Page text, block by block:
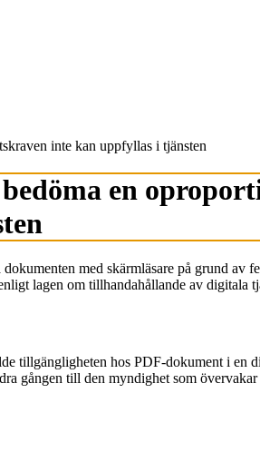
inte kan uppfyllas i tjänsten
en
med skärmläsare på grund av
lagen om tillhandahållande av digitala
tillgängligheten hos PDF-dokument i en
gången till den myndighet som